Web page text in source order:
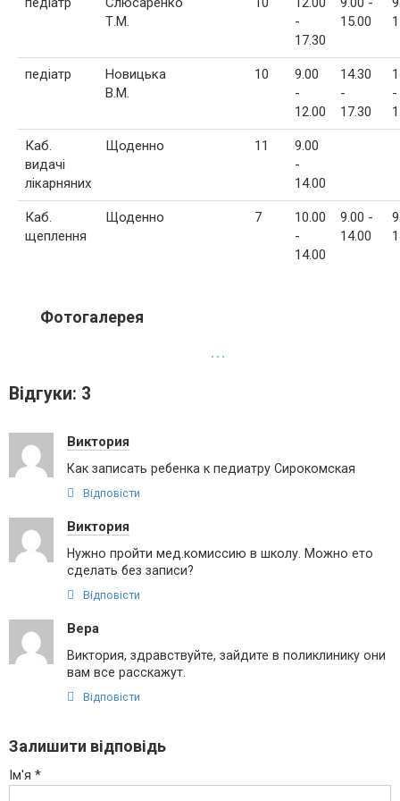
Т.М.
-
17.30
15.00
педіатр
Новицька
В.М.
10
9.00
-
12.00
14.30
-
17.30
-
Каб.
видачі
лікарняних
Щоденно 11
9.00
-
14.00
Каб.
щеплення
Щоденно 7
10.00
-
14.00
9.00 -
14.00
Фотогалерея
Відгуки: 3
Виктория
Как записать ребенка к педиатру Сирокомская
Відповісти
Виктория
Нужно пройти мед.комиссию в школу. Можно ето
сделать без записи?
Відповісти
Вера
Виктория, здравствуйте, зайдите в поликлинику они
вам все расскажут.
Відповісти
Залишити відповідь
Ім'я *